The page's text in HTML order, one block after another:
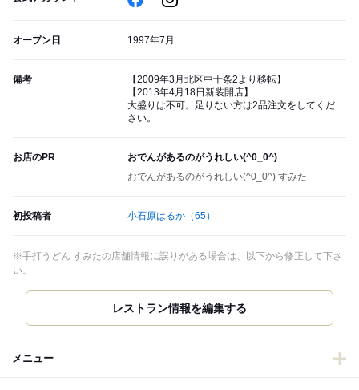
オープン日 1997年7月
備考
【2009年3月北区中十条2より移転】
【2013年4月18日新装開店】
大盛りは不可。足りない方は2品注文をしてくだ
さい。
お店のPR
おでんがあるのがうれしい(^0_0^)
おでんがあるのがうれしい(^0_0^) すみた
初投稿者 小石原はるか （65）
※手打うどん すみたの店舗情報に誤りがある場合は、以下から修正して下さ
い。
レストラン情報を編集する
メニュー